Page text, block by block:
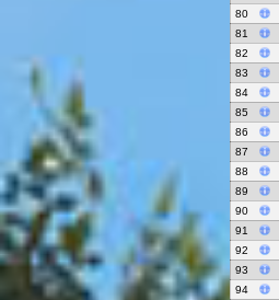
80
81
82
83
84
85
86
87
88
89
90
91
92
93
94